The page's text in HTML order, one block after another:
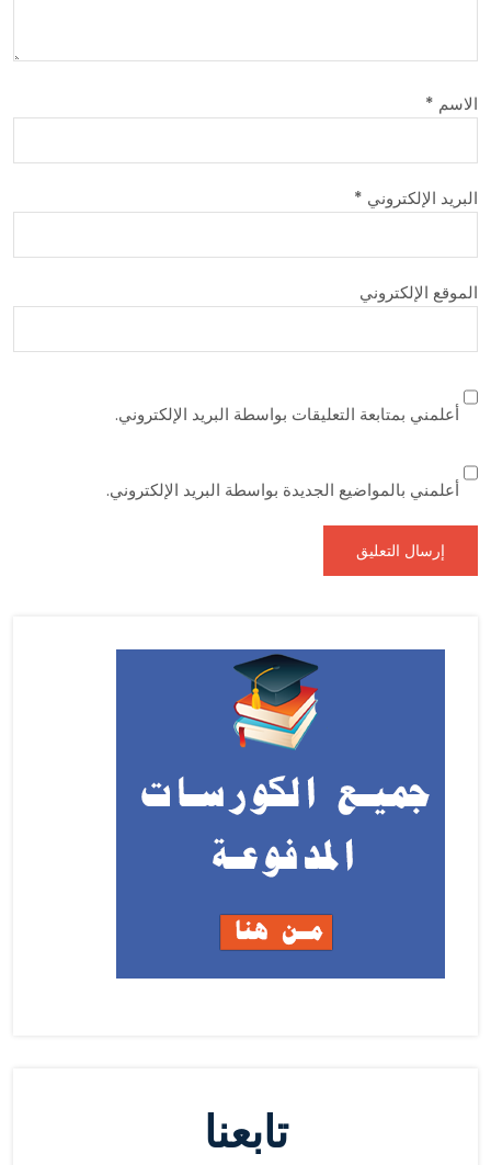
الاسم *
البريد الإلكتروني *
الموقع الإلكتروني
أعلمني بمتابعة التعليقات بواسطة البريد الإلكتروني.
أعلمني بالمواضيع الجديدة بواسطة البريد الإلكتروني.
تابعنا